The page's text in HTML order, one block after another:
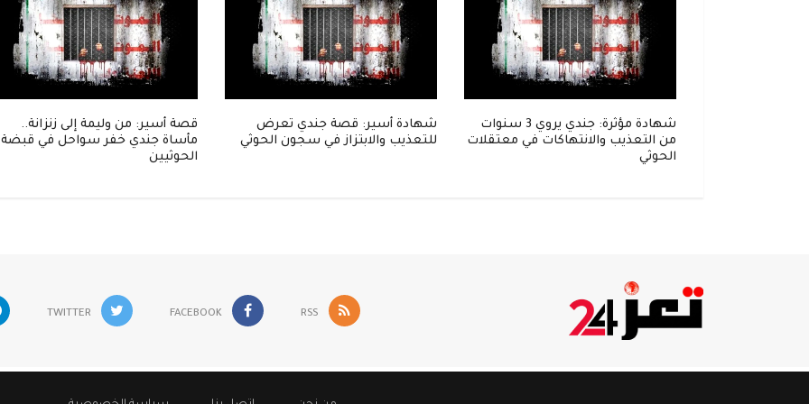
شهادة مؤثرة: جندي يروي 3 سنوات
من التعذيب والانتهاكات في معتقلات
الحوثي
شهادة أسير: قصة جندي تعرض
للتعذيب والابتزاز في سجون الحوثي
قصة أسير: من وليمة إلى زنزانة..
مأساة جندي خفر سواحل في قبضة
الحوثيين
RSS
FACEBOOK
TWITTER